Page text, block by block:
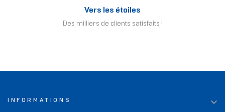
Vers les étoiles
Des milliers de clients satisfaits !
INFORMATIONS 